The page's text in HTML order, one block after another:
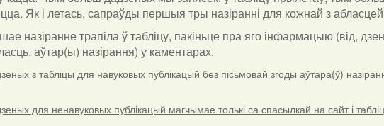
Як і летась, сапраўды першыя тры назіранні для кожнай з абласцей
назіранне трапіла ў табліцу, пакіньце пра яго інфармацыю (від,
аўтар(ы) назірання) у каментарах.
з табліцы для навуковых публікацый без пісьмовай згоды аўтара(ў)
для ненавуковых публікацый магчымае толькі са спасылкай на сайт і